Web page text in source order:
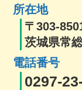
所在地
〒303-
茨城県常
電話番号
0297-